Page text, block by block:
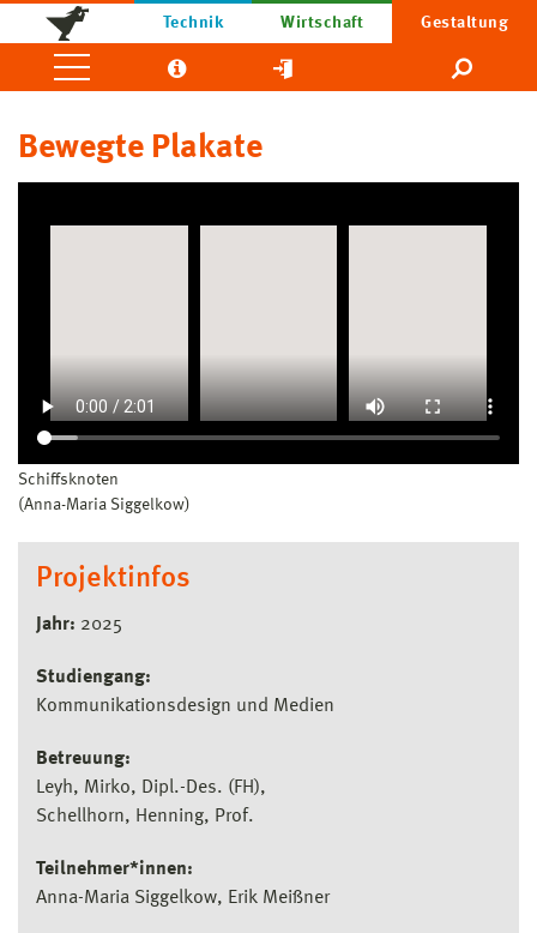
Technik Wirtschaft Gestaltung
Bewegte Plakate
Schiffsknoten
(Anna-Maria Siggelkow)
Projektinfos
Jahr: 2025
Studiengang:
Kommunikationsdesign und Medien
Betreuung:
Leyh, Mirko, Dipl.-Des. (FH)
Schellhorn, Henning, Prof.
Teilnehmer*innen:
Anna-Maria Siggelkow, Erik Meißner